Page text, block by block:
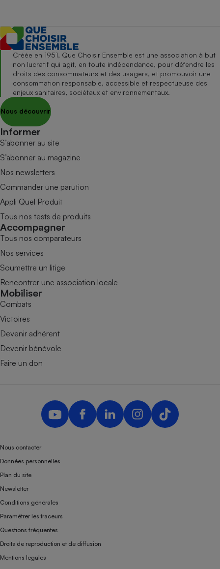
Créée en 1951, Que Choisir Ensemble est une association à but
non lucratif qui agit, en toute indépendance, pour défendre les
droits des consommateurs et des usagers, et promouvoir une
consommation responsable, accessible et respectueuse des
enjeux sanitaires, sociétaux et environnementaux.
Nous découvrir
Informer
S’abonner au site
S’abonner au magazine
Nos newsletters
Commander une parution
Appli Quel Produit
Tous nos tests de produits
Accompagner
Tous nos comparateurs
Nos services
Soumettre un litige
Rencontrer une association locale
Mobiliser
Combats
Victoires
Devenir adhérent
Devenir bénévole
Faire un don
Nous contacter
Données personnelles
Plan du site
Newsletter
Conditions générales
Paramétrer les traceurs
Questions fréquentes
Droits de reproduction et de diffusion
Mentions légales